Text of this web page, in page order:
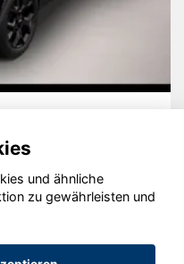
2020 - 2026
und ähnliche
zu gewährleisten und